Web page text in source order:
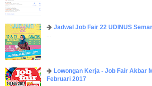
Jadwal Job Fair 22 UDINUS
...
Lowongan Kerja - Job Fair ​Akbar
Februari 2017